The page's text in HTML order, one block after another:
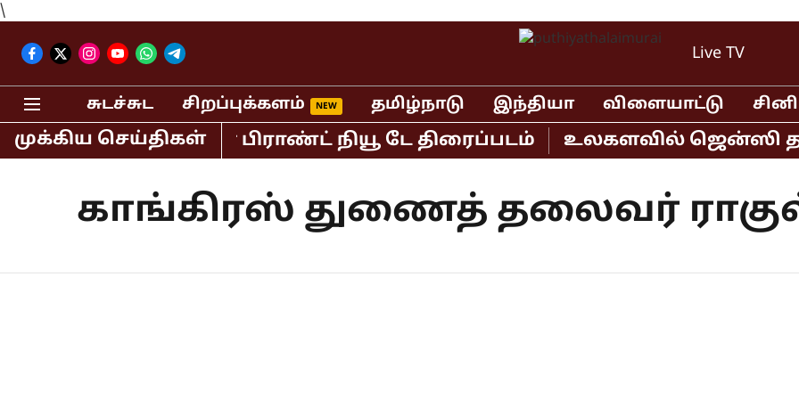
\
Live TV
சுடச்சுட சிறப்புக்களம் தமிழ்நாடு இந்தியா விளையாட்டு
முக்கிய செய்திகள்
செய்த ஸ்பைடர்மேன் பிராண்ட் நியூ டே திரைப்படம் உலகளவில் ஜென்ஸி
காங்கிரஸ் துணைத் தலைவர்